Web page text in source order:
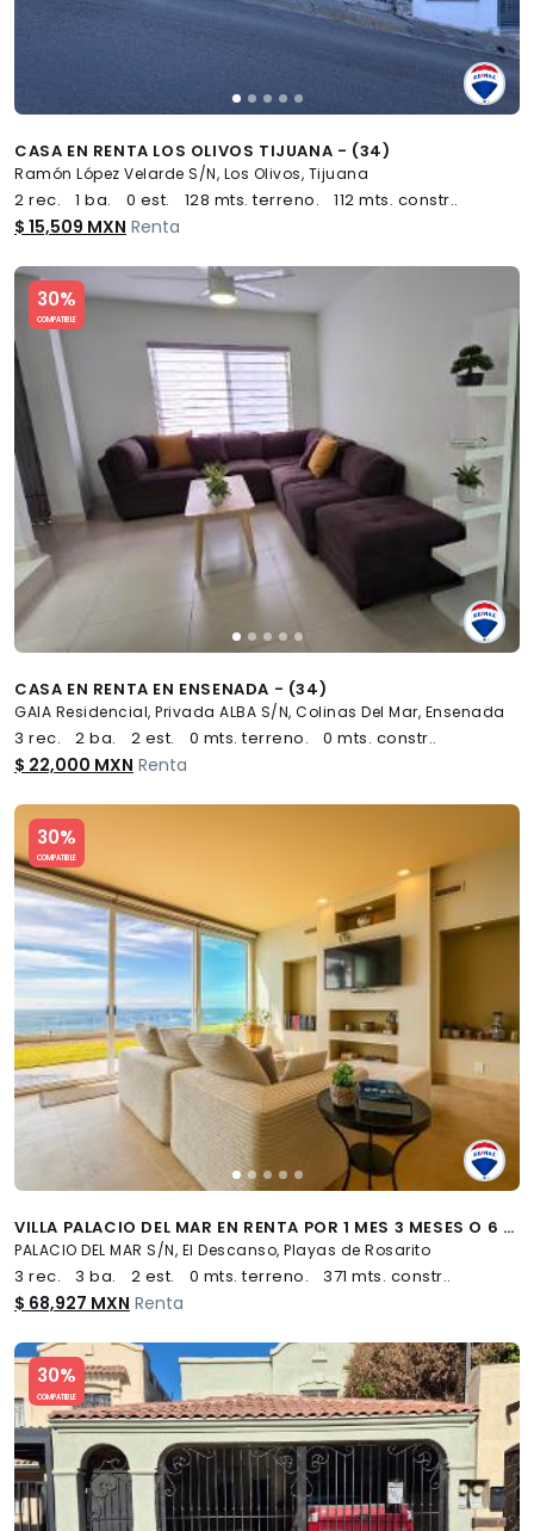
CASA EN RENTA LOS OLIVOS TIJUANA - (34)
Ramón López Velarde S/N, Los Olivos, Tijuana
2 rec. 1 ba. 0 est. 128 mts. terreno. 112 mts. constr..
$ 15,509 MXN Renta
30%
COMPATIBLE
Slide 1 of 5
CASA EN RENTA EN ENSENADA - (34)
GAIA Residencial, Privada ALBA S/N, Colinas Del Mar, Ensenada
3 rec. 2 ba. 2 est. 0 mts. terreno. 0 mts. constr..
$ 22,000 MXN Renta
30%
COMPATIBLE
Slide 1 of 5
VILLA PALACIO DEL MAR EN RENTA POR 1 MES 3 MESES O 6 MESES - (34)
PALACIO DEL MAR S/N, El Descanso, Playas de Rosarito
3 rec. 3 ba. 2 est. 0 mts. terreno. 371 mts. constr..
$ 68,927 MXN Renta
30%
COMPATIBLE
Slide 1 of 5